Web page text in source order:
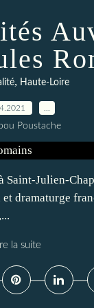
, Haute-Loire
Poustache
Saint-Julien-
dramaturge
la suite